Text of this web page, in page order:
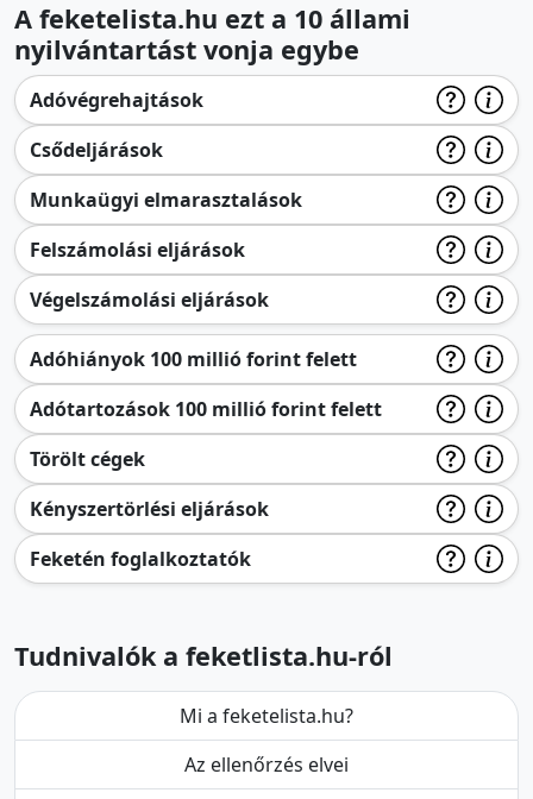
A feketelista.hu ezt a 10 állami
nyilvántartást vonja egybe
Adóvégrehajtások
Csődeljárások
Munkaügyi elmarasztalások
Felszámolási eljárások
Végelszámolási eljárások
Adóhiányok 100 millió forint felett
Adótartozások 100 millió forint felett
Törölt cégek
Kényszertörlési eljárások
Feketén foglalkoztatók
Tudnivalók a feketlista.hu-ról
Mi a feketelista.hu?
Az ellenőrzés elvei